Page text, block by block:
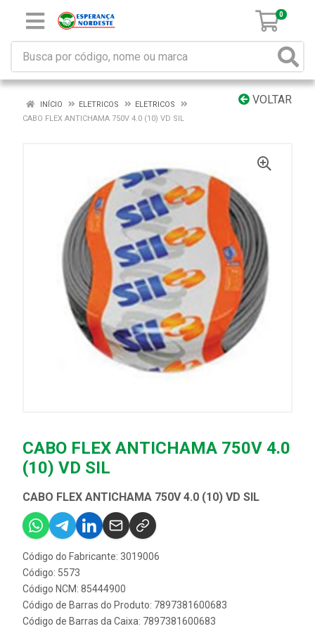
0
VOLTAR
INÍCIO ELETRICOS
ELETRICOS
CABO FLEX ANTICHAMA 750V 4.0 (10) VD SIL
CABO FLEX ANTICHAMA 750V 4.0
(10) VD SIL
CABO FLEX ANTICHAMA 750V 4.0 (10) VD SIL
Código do Fabricante: 3019006
Código: 5573
Código NCM: 85444900
Código de Barras do Produto: 7897381600683
Código de Barras da Caixa: 7897381600683